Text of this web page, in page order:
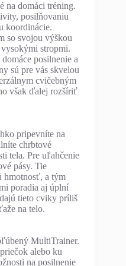
na domáci tréning.
posilňovaniu
koordinácie.
so svojou výškou
stropmi.
posilnenie a
sú pre vás skvelou
cvičebným
však ďalej rozšíriť
pripevníte na
chrbtové
tela. Pre uľahčenie
pásy. Tie
hmotnosť, a tým
poradia aj úplní
tieto cviky príliš
na telo.
MultiTrainer.
alebo ku
na posilnenie